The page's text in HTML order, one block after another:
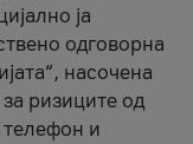
ја
одговорна
насочена
ризиците од
и